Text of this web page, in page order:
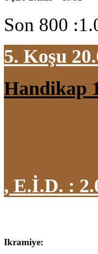
Son 800
5. Koşu
Handikap
, E.İ.D. :
Ikramiye: